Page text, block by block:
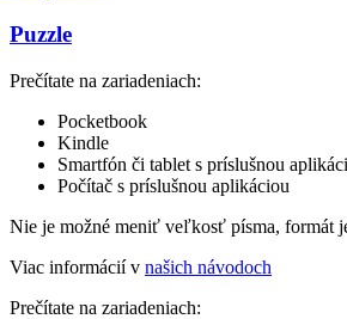
Puzzle
Prečítate na zariadeniach:
Pocketbook
Kindle
Smartfón či tablet s príslušnou
Počítač s príslušnou aplikáciou
Nie je možné meniť veľkosť písma, formát
Viac informácií v našich návodoch
Prečítate na zariadeniach: